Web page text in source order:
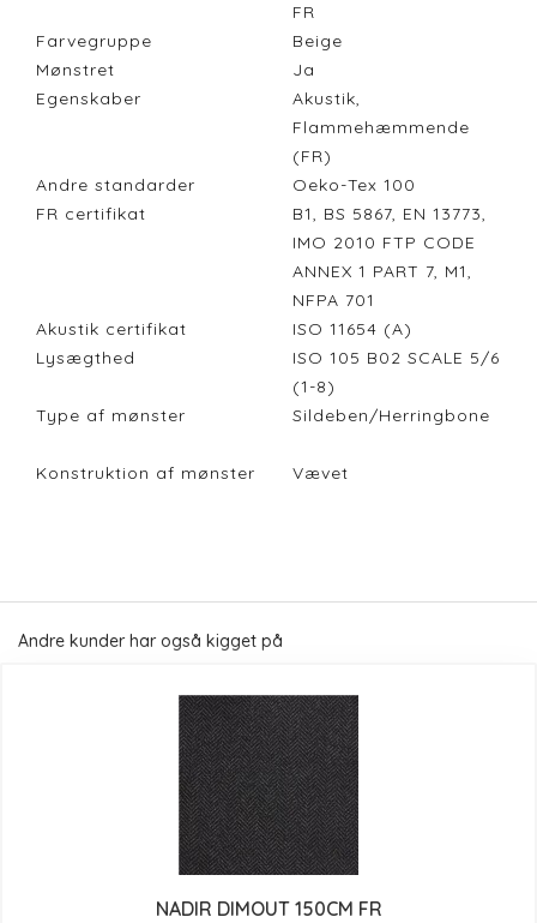
FR
Farvegruppe
Beige
Mønstret
Ja
Egenskaber
Akustik,
Flammehæmmende
(FR)
Andre standarder
Oeko-Tex 100
FR certifikat
B1, BS 5867, EN 13773,
IMO 2010 FTP CODE
ANNEX 1 PART 7, M1,
NFPA 701
Akustik certifikat
ISO 11654 (A)
Lysægthed
ISO 105 B02 SCALE 5/6
(1-8)
Type af mønster
Sildeben/Herringbone
Konstruktion af mønster Vævet
Andre kunder har også kigget på
NADIR DIMOUT 150CM FR